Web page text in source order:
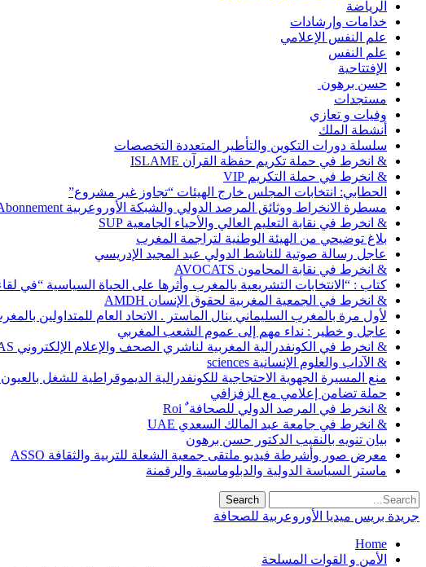
الرياضة
خدامات وإرشادات
علم النفس الإعلامي
علم النفس
الإفتتاحية
حسن برهون
مستجدات
وفيات و تعازي
أنشطة الملك
سلسلة دورات التكوين والتأطير المتعددة التخصصات
& انخرط في حملة تكريم حفظة القرآن ISLAME
& انخرط في حملة التكريم VIP
الحطابي: انتخابات المجلس خارج الهيئات “تجاوز غير مشروع”
مسطرة الانخراط ووثائق المرصد الدولي والشبكة الأوروعربية Abonnement
& انخرط في نقابة التعليم العالي والأحياء الجامعية SUP
بلاغ توضيحي من الهيئة الوطنية لتراجمة المغرب
عاجل رسالة صوتية للناشط الدولي عبد المجيد الإدريسي
& انخرط في نقابة المحامون AVOCATS
كتاب : “الانتخابات التشريعية بالمغرب وأثرها على الحياة السياسية “في
& انخرط في الجمعية المغربية لحقوق الإنسان AMDH
لأول مرة بالمغرب السليماني ينال الماستر . الاتحاد العام للمتداولين
عاجل و خطير : نداء مهم إلى عموم الشعب المغربي
& انخرط في الكونفدرالية المغربية لناشري الصحف والإعلام الإلكتروني MEDIAS
& الآداب والعلوم الإنسانية sciences
منع المسيرة الجهوية الاحتجاجية للكونفدرالية الديموقراطية للشغل
حملة تضامن إعلامي مع الزفزافي
& انخرط في المرصد الدولي للصحافة ٌ Roi
& انخرط في جامعة عبد المالك السعدي UAE
بيان تنويه بالنقيب الدكتور حسن برهون
معرض صور وأشرطة فيديو ملتقى جمعية الشعلة للتربية والثقافة ASSO
ماستر السياسة الدولية والدبلوماسية والرقمنة
جريدة بريس ميديا الأوروعربية للصحافة
Home
الأمن و القوات المسلحة